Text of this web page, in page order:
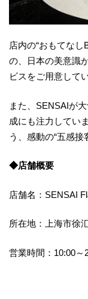
店内の“おもてな
の、日本の美意識
ビスをご用意して
また、SENSAIが
成にも注力してい
う、感動の“五感接
◆店舗概要
店舗名：SENSAI
所在地：上海市徐
営業時間：10:00～